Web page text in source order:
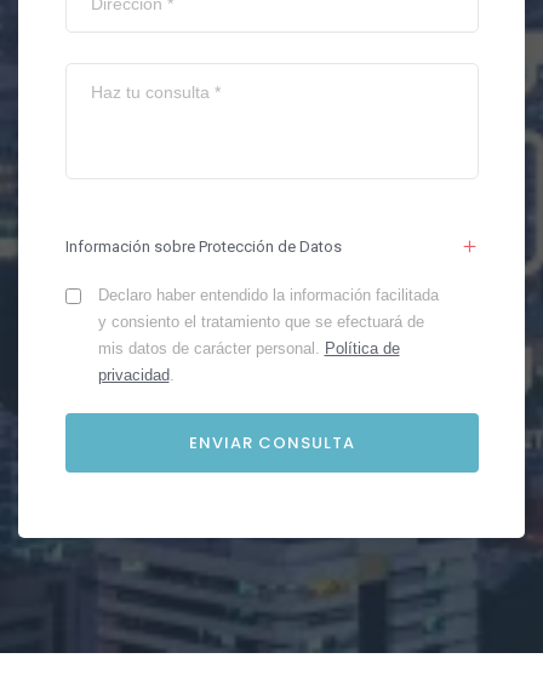
Información sobre Protección de Datos
Declaro haber entendido la información facilitada
y consiento el tratamiento que se efectuará de
mis datos de carácter personal. Política de
privacidad.